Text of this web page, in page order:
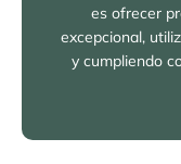
es ofrecer
excepcional,
y cumpliendo